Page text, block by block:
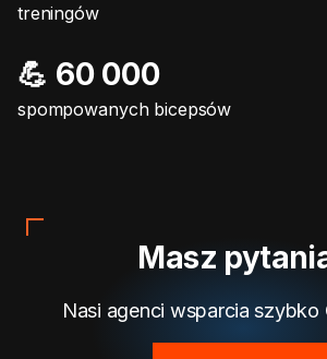
treningów
💪 60 000
spompowanych bicepsów
Masz
Nasi agenci wsparcia szybko